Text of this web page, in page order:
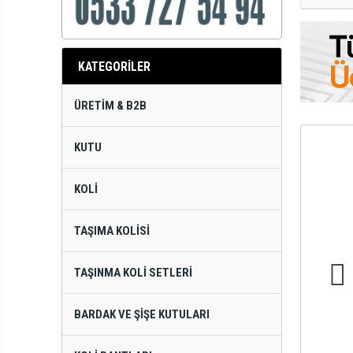
KATEGORİLER
ÜRETIM & B2B
KUTU
KOLI
TAŞIMA KOLISI
TAŞINMA KOLI SETLERI
BARDAK VE ŞIŞE KUTULARI